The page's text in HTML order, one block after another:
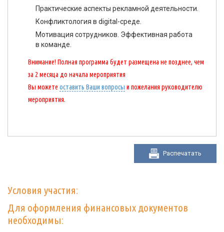
Практические аспекты рекламной деятельности.
Конфликтология в digital-среде.
Мотивация сотрудников. Эффективная работа
в команде.
Внимание! Полная программа будет размещена не позднее, чем
за 2 месяца до начала мероприятия
Вы можете оставить Ваши вопросы и пожелания руководителю
мероприятия.
Распечатать
Условия участия:
Для оформления финансовых документов
необходимы: